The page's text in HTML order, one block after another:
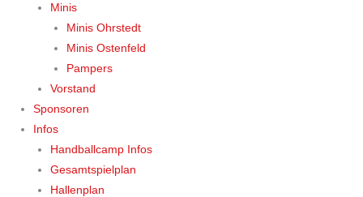
Minis
Minis Ohrstedt
Minis Ostenfeld
Pampers
Vorstand
Sponsoren
Infos
Handballcamp Infos
Gesamtspielplan
Hallenplan